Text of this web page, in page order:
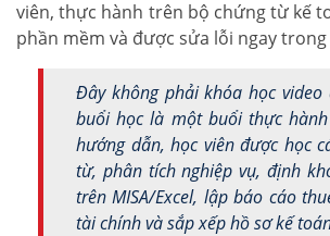
viên, thực hành trên bộ chứng từ kế
phần mềm và được sửa lỗi ngay
Đây không phải khóa học video
buổi học là một buổi thực
hướng dẫn, học viên được học
từ, phân tích nghiệp vụ, định
trên MISA/Excel, lập báo cáo
tài chính và sắp xếp hồ sơ kế